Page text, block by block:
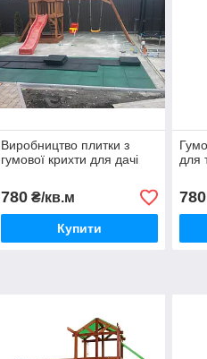
Виробництво плитки з
гумової крихти для дачі
780₴/кв.м
Купити
для
780